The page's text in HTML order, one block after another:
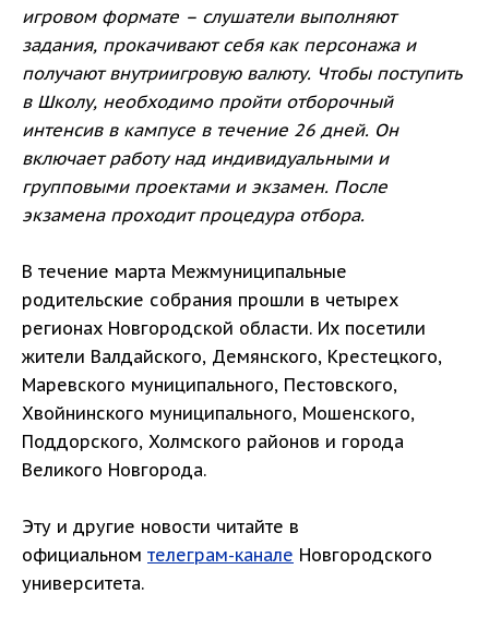
игровом формате – слушатели выполняют
задания, прокачивают себя как персонажа и
получают внутриигровую валюту. Чтобы поступить
в Школу, необходимо пройти отборочный
интенсив в кампусе в течение 26 дней. Он
включает работу над индивидуальными и
групповыми проектами и экзамен. После
экзамена проходит процедура отбора.
В течение марта Межмуниципальные
родительские собрания прошли в четырех
регионах Новгородской области. Их посетили
жители Валдайского, Демянского, Крестецкого,
Маревского муниципального, Пестовского,
Хвойнинского муниципального, Мошенского,
Поддорского, Холмского районов и города
Великого Новгорода.
Эту и другие новости читайте в
официальном телеграм-канале Новгородского
университета.